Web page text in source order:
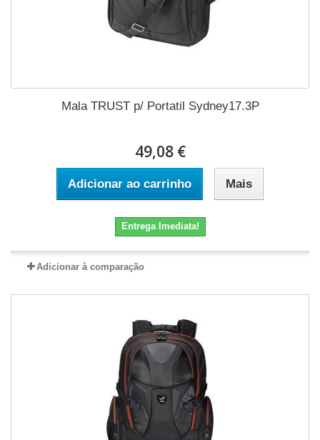
Mala TRUST p/ Portatil Sydney17.3P
49,08 €
Adicionar ao carrinho Mais
Entrega Imediata!
Adicionar à comparação